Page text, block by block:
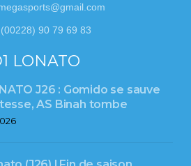
90 79 69 83
LONATO
J26 : Gomido se sauve
AS Binah tombe